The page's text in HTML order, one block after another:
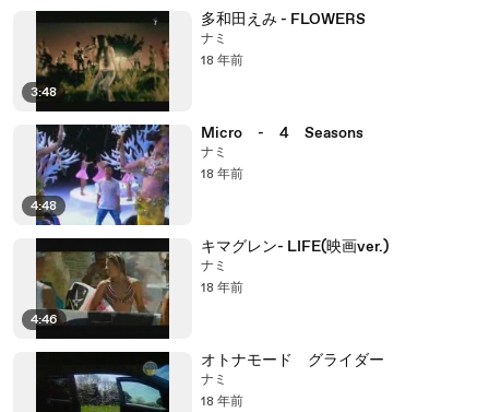
3:48
多和田えみ - FLOWERS
ナミ
18 年前
4:48
Micro - 4 Seasons
ナミ
18 年前
4:46
キマグレン- LIFE(映画ver.)
ナミ
18 年前
オトナモード グライダー
ナミ
18 年前